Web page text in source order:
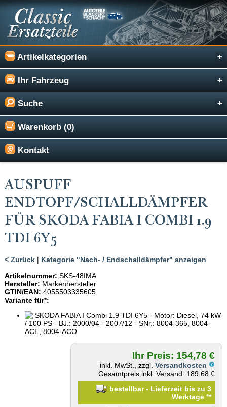
Artikelkategorien
Ihr Fahrzeug
Suche
Warenkorb (0)
Kontakt
AUSPUFF
ENDTOPF/SCHALLDÄMPFER
FÜR SKODA FABIA I COMBI 1.9
TDI 6Y5
< Zurück| Kategorie "Nach- / Endschalldämpfer" anzeigen
Artikelnummer: SKS-48IMA
Hersteller: Markenhersteller
GTIN/EAN: 4055503335605
Variante für*:
SKODA FABIA I Combi 1.9 TDI 6Y5 - Motor: Diesel, 74 kW
/ 100 PS - BJ.: 2000/04 - 2007/12 - SNr.: 8004-365, 8004-
ACE, 8004-ACO
Ihr Preis: 154,78 €
inkl. MwSt., zzgl.Versandkosten
Gesamtpreis inkl. Versand: 189,68 €
bestellbar - Lieferzeit bis zu 3
Werktage**